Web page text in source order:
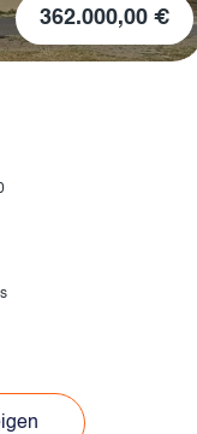
362.000,00 €